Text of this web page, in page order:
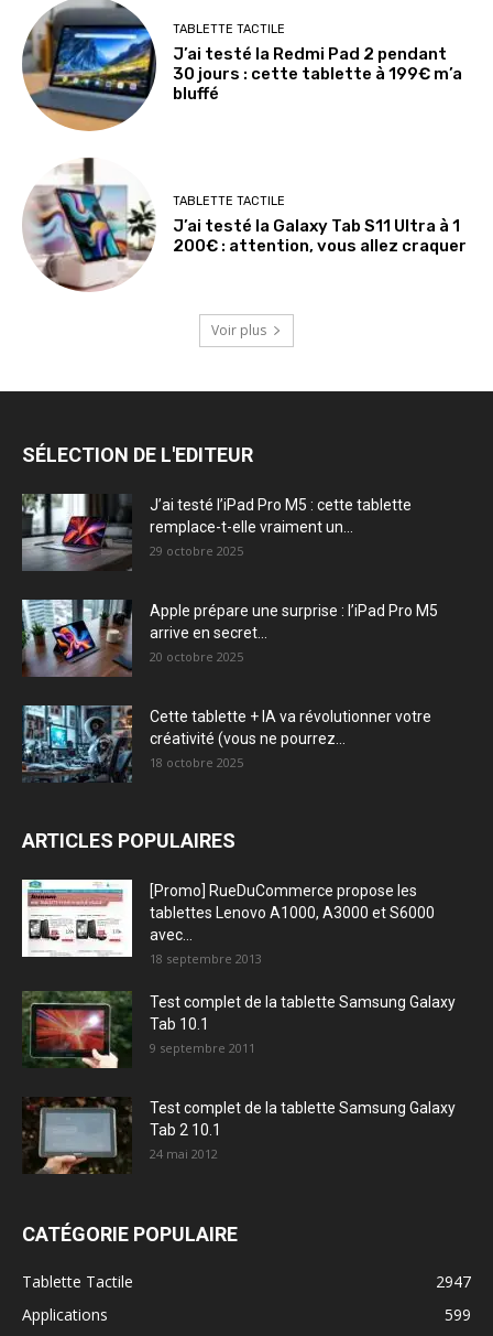
TABLETTE TACTILE
J’ai testé la Redmi Pad 2 pendant
30 jours : cette tablette à 199€ m’a
bluffé
TABLETTE TACTILE
J’ai testé la Galaxy Tab S11 Ultra à 1
200€ : attention, vous allez craquer
Voir plus
SÉLECTION DE L'EDITEUR
J’ai testé l’iPad Pro M5 : cette tablette
remplace-t-elle vraiment un...
29 octobre 2025
Apple prépare une surprise : l’iPad Pro M5
arrive en secret...
20 octobre 2025
Cette tablette + IA va révolutionner votre
créativité (vous ne pourrez...
18 octobre 2025
ARTICLES POPULAIRES
[Promo] RueDuCommerce propose les
tablettes Lenovo A1000, A3000 et S6000
avec...
18 septembre 2013
Test complet de la tablette Samsung Galaxy
Tab 10.1
9 septembre 2011
Test complet de la tablette Samsung Galaxy
Tab 2 10.1
24 mai 2012
CATÉGORIE POPULAIRE
Tablette Tactile
2947
Applications
599